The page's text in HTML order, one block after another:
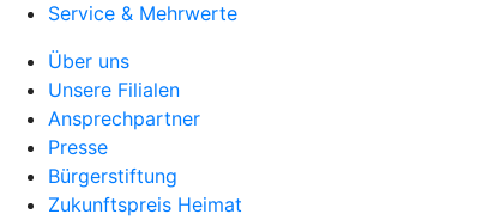
Service & Mehrwerte
Über uns
Unsere Filialen
Ansprechpartner
Presse
Bürgerstiftung
Zukunftspreis Heimat